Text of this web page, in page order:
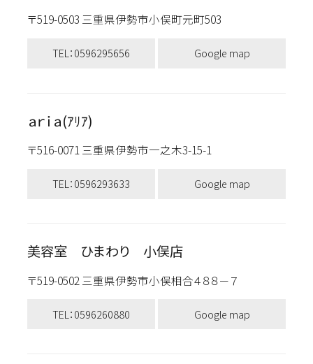
〒519-0503 三重県伊勢市小俣町元町503
TEL：0596295656 Google map
ａｒｉａ(ｱﾘｱ)
〒516-0071 三重県伊勢市一之木3-15-1
TEL：0596293633 Google map
美容室 ひまわり 小俣店
〒519-0502 三重県伊勢市小俣相合４８８－７
TEL：0596260880 Google map